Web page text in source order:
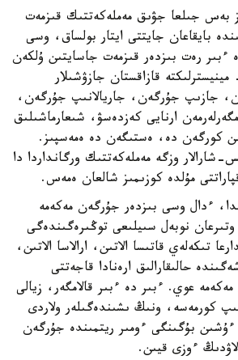
بەس جىلعا جۋىق مەملەكەتتىك قىزمەت
بايقاعان جايتتى ايتار بولساق، وسى
ءبىر رەت بىزدەر قىزمەت جاسايتىن ۇلكەن
قازاقستان جازۋشىلار
جازىپ جۇرگەن، جاريالانىپ جۇرگەن،
ارنايى كەزدەسۋ، شىعارماشىلىق
كورگەن دە، ەستىگەن دە ەمەسپىز.
شارالار وزگە مەملەكەتتىك ورگانداردا دا
مۇلدە كوزىمىز شالعان ەمەس.
ءدال وسى بىزدەر جۇرگەن مەكەمە
وتىرعان نوبەل سىيلىعى توڭىرەگىندەگى
تىكەلەي قاتىسا الاتىن، ارالاسا الاتىن،
حالىقارالىق ارەنادا قاجەتتى
مەكەمە عوي. ءبىر دە ءبىر قالامگەر، زيالى
كورمەسە، ونىڭ ىشىندەگىلەر ولاردى
بۇگىنگى ءومىر ريتمىندە جۇرگەن
ءوزى قيىن.